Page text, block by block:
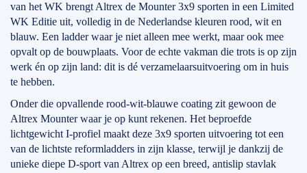
van het WK brengt Altrex de Mounter 3x9 sporten in een Limited
WK Editie uit, volledig in de Nederlandse kleuren rood, wit en
blauw. Een ladder waar je niet alleen mee werkt, maar ook mee
opvalt op de bouwplaats. Voor de echte vakman die trots is op zijn
werk én op zijn land: dit is dé verzamelaarsuitvoering om in huis
te hebben.
Onder die opvallende rood-wit-blauwe coating zit gewoon de
Altrex Mounter waar je op kunt rekenen. Het beproefde
lichtgewicht I-profiel maakt deze 3x9 sporten uitvoering tot een
van de lichtste reformladders in zijn klasse, terwijl je dankzij de
unieke diepe D-sport van Altrex op een breed, antislip stavlak